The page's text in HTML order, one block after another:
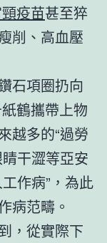
疫苗甚至猝
削、高血壓
石項圈扔向
鶴攜帶上物
越多的“過勞
干澀等亞安
作病”，為此
病范疇。
，從實際下